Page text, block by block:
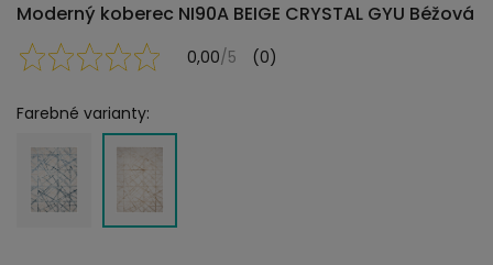
Moderný koberec NI90A BEIGE CRYSTAL GYU Béžová
0,00/5 (0)
Farebné varianty: